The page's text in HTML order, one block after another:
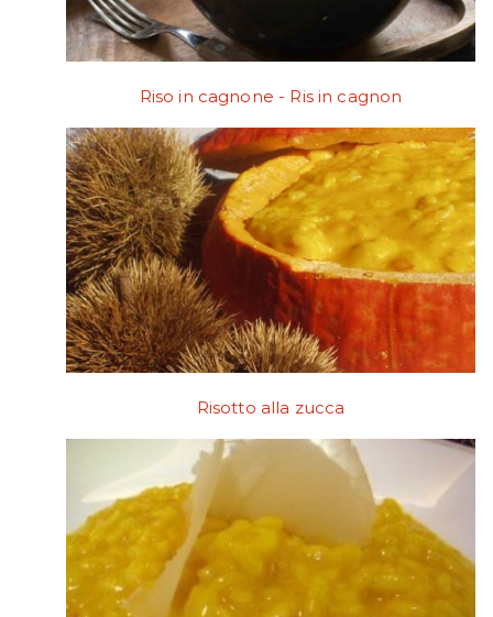
Riso in cagnone - Ris in cagnon
Risotto alla zucca